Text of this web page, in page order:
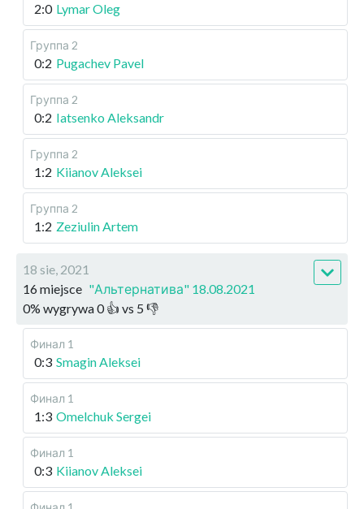
2:0 Lymar Oleg
Группа 2
0:2 Pugachev Pavel
Группа 2
0:2 Iatsenko Aleksandr
Группа 2
1:2 Kiianov Aleksei
Группа 2
1:2 Zeziulin Artem
18 sie, 2021
16 miejsce "Альтернатива" 18.08.2021
0% wygrywa0👍 vs 5 👎
Финал 1
0:3 Smagin Aleksei
Финал 1
1:3 Omelchuk Sergei
Финал 1
0:3 Kiianov Aleksei